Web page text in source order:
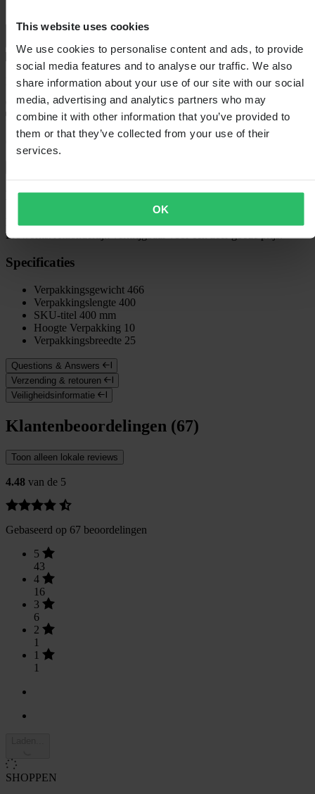
This website uses cookies
We use cookies to personalise content and ads, to provide
social media features and to analyse our traffic. We also
share information about your use of our site with our social
media, advertising and analytics partners who may
combine it with other information that you’ve provided to
them or that they’ve collected from your use of their
services.
OK
Bezorging: 5–9 werkdagen
60 dagen retourrecht
Beschrijving
Kwalitatief hoogwaardig en gebruiksvriendelijk bandenijzer van
Proworks. Afzonderlijk verkrijgbaar voor een zeer goede prijs.
Specificaties
Verpakkingsgewicht 466
Verpakkingslengte 400
SKU-titel 400 mm
Hoogte Verpakking 10
Verpakkingsbreedte 25
Questions & Answers
Verzending & retouren
Veiligheidsinformatie
Klantenbeoordelingen (67)
Toon alleen lokale reviews
4.48 van de 5
Gebaseerd op 67 beoordelingen
5
43
4
16
3
6
2
1
1
1
SHOPPEN